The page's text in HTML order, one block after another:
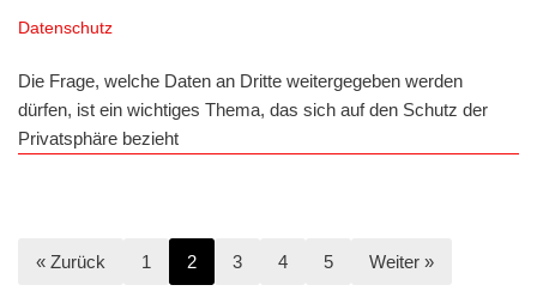
Datenschutz
Die Frage, welche Daten an Dritte weitergegeben werden
dürfen, ist ein wichtiges Thema, das sich auf den Schutz der
Privatsphäre bezieht
« Zurück 1 2 3 4 5 Weiter »